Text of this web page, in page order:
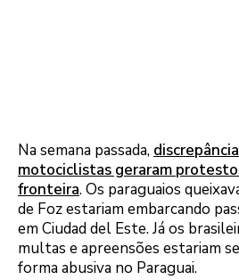
Na semana passada,
motociclistas geraram
fronteira. Os paraguaios
de Foz estariam embarcando
em Ciudad del Este. Já os
multas e apreensões estariam
forma abusiva no Paraguai.